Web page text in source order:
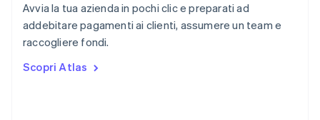
Avvia la tua azienda in pochi clic e preparati ad
addebitare pagamenti ai clienti, assumere un team e
raccogliere fondi.
Scopri Atlas
English简体中文
Regno Unito
English
English